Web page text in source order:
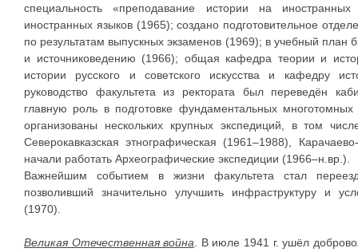
специальность «преподавание истории на
иностранных языков (1965); создано подготовительное
по результатам выпускных экзаменов (1969); в учебный
и источниковедению (1966); общая кафедра теории и
истории русского и советского искусства и кафедру
руководство факультета из ректората был переведён
главную роль в подготовке фундаментальных
организованы нескольких крупных экспедиций, в том
Северокавказская этнографическая (1961–1988),
начали работать Археографические экспедиции (1966–н.вр.).
Важнейшим событием в жизни факультета стал
позволивший значительно улучшить инфраструктуру и
(1970).
Великая Отечественная война . В июле 1941 г. ушёл